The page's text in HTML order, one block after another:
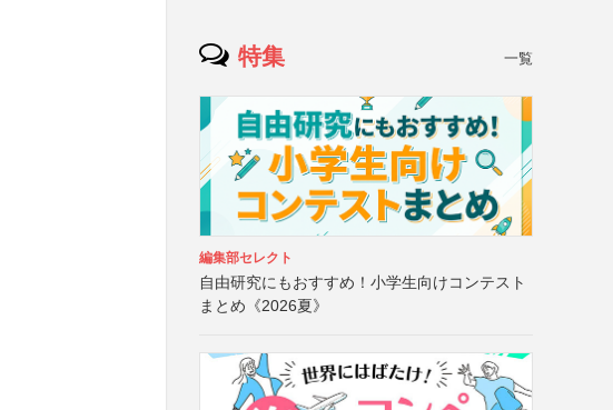
特集 一覧
編集部セレクト
自由研究にもおすすめ！小学生向けコンテスト
まとめ《2026夏》